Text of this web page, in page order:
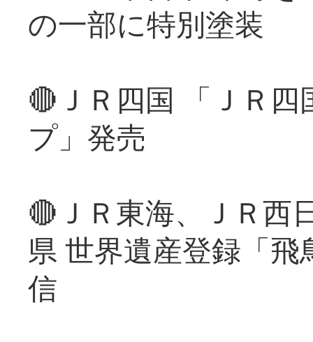
の一部に特別塗装
🔴ＪＲ四国 「ＪＲ
プ」発売
🔴ＪＲ東海、ＪＲ西
県 世界遺産登録「
信